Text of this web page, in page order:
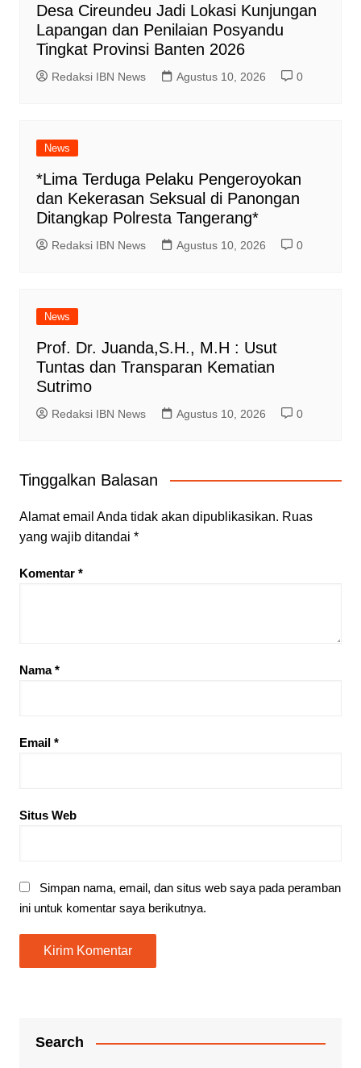
Desa Cireundeu Jadi Lokasi Kunjungan
Lapangan dan Penilaian Posyandu
Tingkat Provinsi Banten 2026
Redaksi IBN News Agustus 10, 2026 0
News
*Lima Terduga Pelaku Pengeroyokan
dan Kekerasan Seksual di Panongan
Ditangkap Polresta Tangerang*
Redaksi IBN News Agustus 10, 2026 0
News
Prof. Dr. Juanda,S.H., M.H : Usut
Tuntas dan Transparan Kematian
Sutrimo
Redaksi IBN News Agustus 10, 2026 0
Tinggalkan Balasan
Alamat email Anda tidak akan dipublikasikan. Ruas
yang wajib ditandai *
Komentar *
Nama*
Email *
Situs Web
Simpan nama, email, dan situs web saya pada peramban
ini untuk komentar saya berikutnya.
Search